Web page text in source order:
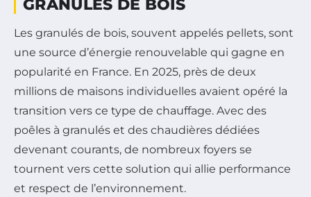
GRANULÉS DE BOIS
Les granulés de bois, souvent appelés pellets, sont
une source d’énergie renouvelable qui gagne en
popularité en France. En 2025, près de deux
millions de maisons individuelles avaient opéré la
transition vers ce type de chauffage. Avec des
poêles à granulés et des chaudières dédiées
devenant courants, de nombreux foyers se
tournent vers cette solution qui allie performance
et respect de l’environnement.